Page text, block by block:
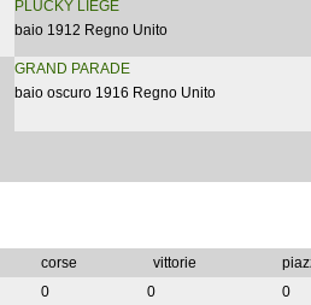
PLUCKY LIEGE
baio 1912 Regno Unito
GRAND PARADE
baio oscuro 1916 Regno Unito
corse vittorie
0 0 0